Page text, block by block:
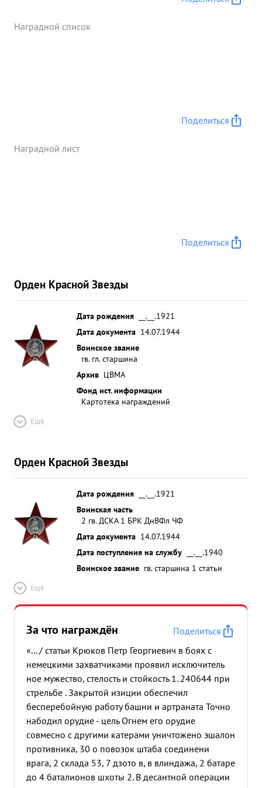
животе первым начал сгружать боезапас и
пулеметным и минометным огнем противника.
Наградной список
Поделиться
Наградной лист
Поделиться
Орден Красной Звезды
Дата рождения
__.__.1921
Дата документа 14.07.1944
Воинское звание
гв. гл. старшина
Архив ЦВМА
Фонд ист. информации
Картотека награждений
Ещё
Орден Красной Звезды
Дата рождения
__.__.1921
Воинская часть
2 гв. ДСКА 1 БРК ДнВФл ЧФ
Дата документа 14.07.1944
Дата поступления на службу
__.__.1940
Воинское звание гв. старшина 1 статьи
Ещё
За что награждён
Поделиться
«... / статьи Крюков Петр Георгиевич в боях с
немецкими захватчиками проявил исключитель
ное мужество, стелость и стойкость 1. 240644 при
стрельбе . Закрытой изиции обеспечил
бесперебойную работу башни и артраната Точно
набодил орудие - цель Огнем его орудие
совмесно с другими катерами уничтожено эшалон
противника, 30 о повозок штаба соединени
врага, 2 склада 53, 7 дзото в, в влиндажа, 2 батаре
до 4 баталионов шхоты 2. В десантной операции